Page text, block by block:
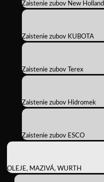
Zaistenie zubov New Holland
Zaistenie zubov KUBOTA
Zaistenie zubov Terex
Zaistenie zubov Hidromek
Zaistenie zubov ESCO
OLEJE, MAZIVÁ, WURTH